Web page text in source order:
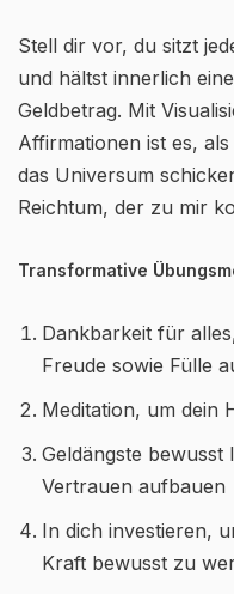
Stell dir vor, du sitzt
und hältst innerlich
Geldbetrag. Mit
Affirmationen ist es,
das Universum
Reichtum, der zu mir
Transformative
Dankbarkeit für
Freude sowie Fülle
Meditation, um dein
Geldängste bewusst
Vertrauen aufbauen
In dich investieren,
Kraft bewusst zu